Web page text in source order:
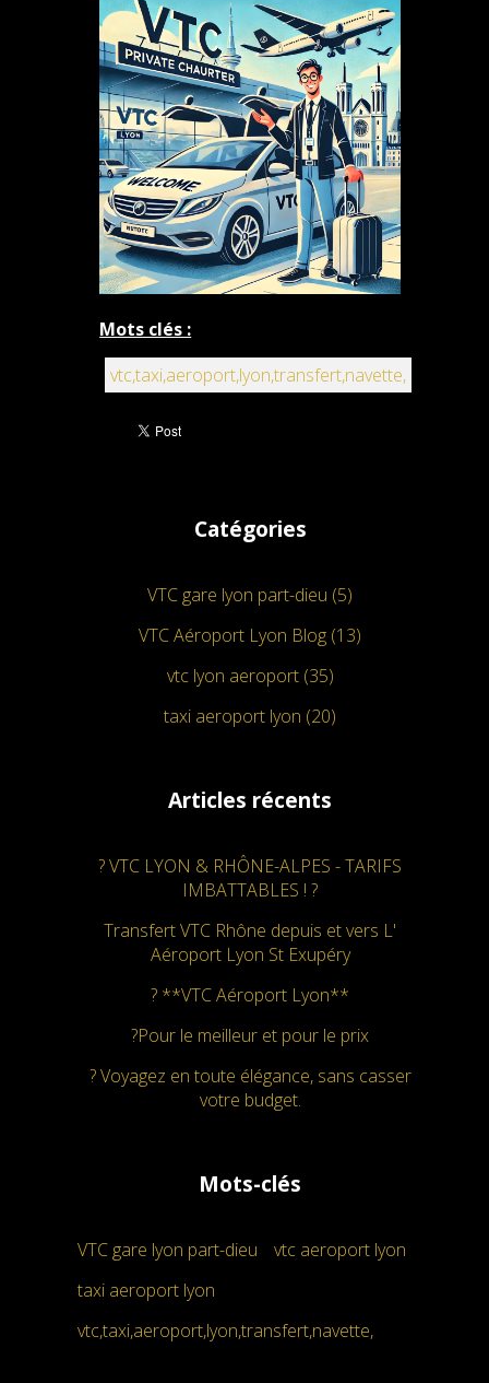
Mots clés :
vtc,taxi,aeroport,lyon,transfert,navette,
Catégories
VTC gare lyon part-dieu (5)
VTC Aéroport Lyon Blog (13)
vtc lyon aeroport (35)
taxi aeroport lyon (20)
Articles récents
? VTC LYON & RHÔNE-ALPES - TARIFS
IMBATTABLES ! ?
Transfert VTC Rhône depuis et vers L'
Aéroport Lyon St Exupéry
? **VTC Aéroport Lyon**
?Pour le meilleur et pour le prix
? Voyagez en toute élégance, sans casser
votre budget.
Mots-clés
VTC gare lyon part-dieu
vtc aeroport lyon
taxi aeroport lyon
vtc,taxi,aeroport,lyon,transfert,navette,